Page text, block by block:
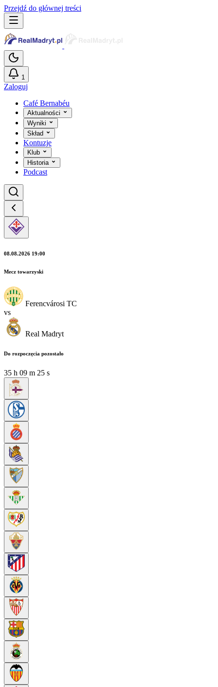
Przejdź do głównej treści
1
Zaloguj
Café Bernabéu
Aktualności
Wyniki
Skład
Kontuzje
Klub
Historia
Podcast
08.08.2026 19:00
Mecz towarzyski
Ferencvárosi TC
vs
Real Madryt
Do rozpoczęcia pozostało
35 h 09 m 24 s